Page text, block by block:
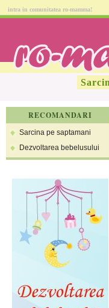
intra in comunitatea ro-mamma!
RECOMANDARI
Sarcina pe saptamani
Dezvoltarea bebelusului